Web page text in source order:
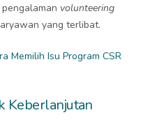
volunteering
yang terlibat.
Memilih Isu Program CSR
Keberlanjutan